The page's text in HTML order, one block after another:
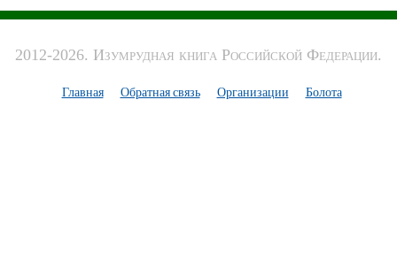
2012-2026. Изумрудная книга Российской Федерации.
Главная Обратная связь Организации Болота